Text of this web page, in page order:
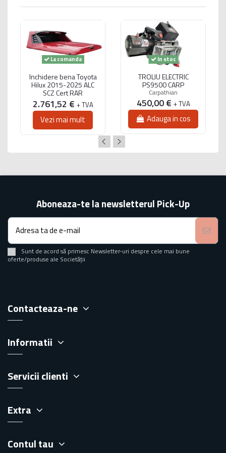
La comanda
Inchidere bena Toyota
Hilux 2015-2025 ALC
SCZ Cert RAR
2.761,52 € + TVA
Vezi mai mult
In stoc
TROLIU ELECTRIC
PS9500 CARP
Carpathian
450,00 € + TVA
Adauga in cos
Aboneaza-te la newsletterul Pick-Up
Sunt de acord să primesc Newsletter-uri despre cele mai bune
oferte/produse ale Societății
Contacteaza-ne
Informatii
Servicii clienti
Extra
Contul tau